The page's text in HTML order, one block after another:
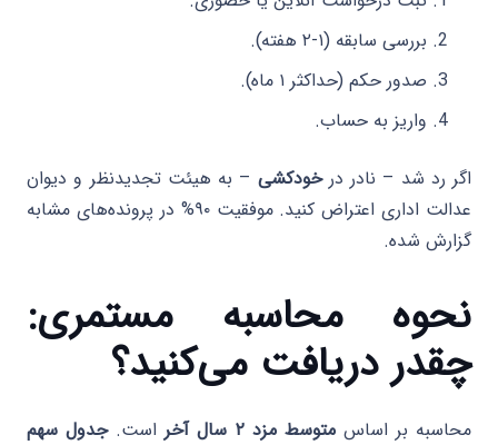
بررسی سابقه (۱-۲ هفته).
صدور حکم (حداکثر ۱ ماه).
واریز به حساب.
اگر رد شد – نادر درخودکشی – به هیئت تجدیدنظر و دیوان
عدالت اداری اعتراض کنید. موفقیت ۹۰% در پرونده‌های مشابه
گزارش شده.
نحوه محاسبه مستمری:
چقدر دریافت می‌کنید؟
محاسبه بر اساسمتوسط مزد ۲ سال آخر است.جدول سهم